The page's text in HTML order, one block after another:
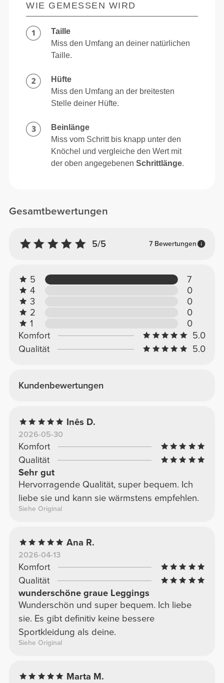
Gesamtbewertungen
5/5 7 Bewertungen
5
7
4
0
3
0
2
0
1
0
Komfort
5.0
Qualität
5.0
Kundenbewertungen
Inês D.
2026-05-30
Komfort
Qualität
Sehr gut
Hervorragende Qualität, super bequem. Ich
liebe sie und kann sie wärmstens empfehlen.
Siehe Original
Ana R.
2026-04-13
Komfort
Qualität
wunderschöne graue Leggings
Wunderschön und super bequem. Ich liebe
sie. Es gibt definitiv keine bessere
Sportkleidung als deine.
Siehe Original
Marta M.
WIE GEMESSEN WIRD
Taille
Miss den Umfang an deiner natürlichen
Taille.
Hüfte
Miss den Umfang an der breitesten
Stelle deiner Hüfte.
Beinlänge
Miss vom Schritt bis knapp unter den
Knöchel und vergleiche den Wert mit
der oben angegebenenSchrittlänge.